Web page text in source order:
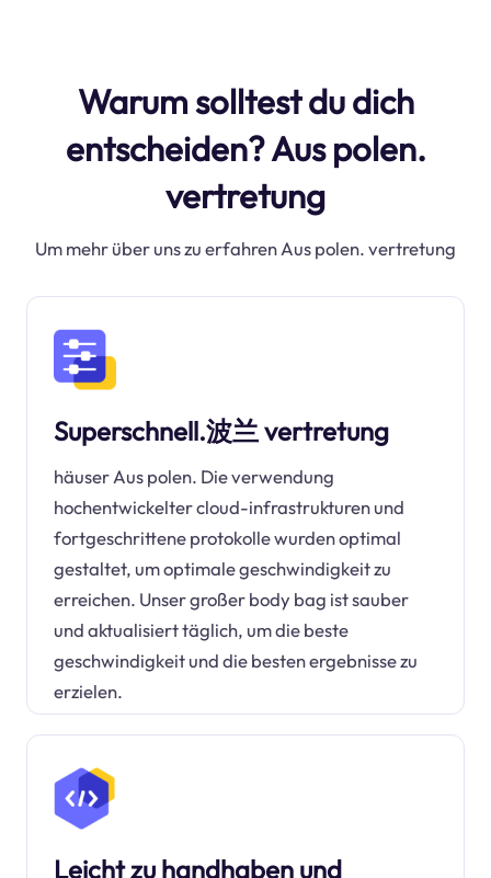
Warum solltest du dich
entscheiden? Aus polen.
vertretung
Um mehr über uns zu erfahren Aus polen. vertretung
Superschnell.波兰 vertretung
häuser Aus polen. Die verwendung
hochentwickelter cloud-infrastrukturen und
fortgeschrittene protokolle wurden optimal
gestaltet, um optimale geschwindigkeit zu
erreichen. Unser großer body bag ist sauber
und aktualisiert täglich, um die beste
geschwindigkeit und die besten ergebnisse zu
erzielen.
Leicht zu handhaben und